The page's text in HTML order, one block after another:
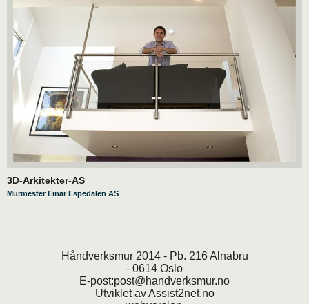
3D-Arkitekter-AS
Murmester Einar Espedalen AS
Håndverksmur 2014 - Pb. 216 Alnabru
- 0614 Oslo
E-post:post@handverksmur.no
Utviklet avAssist2net.no